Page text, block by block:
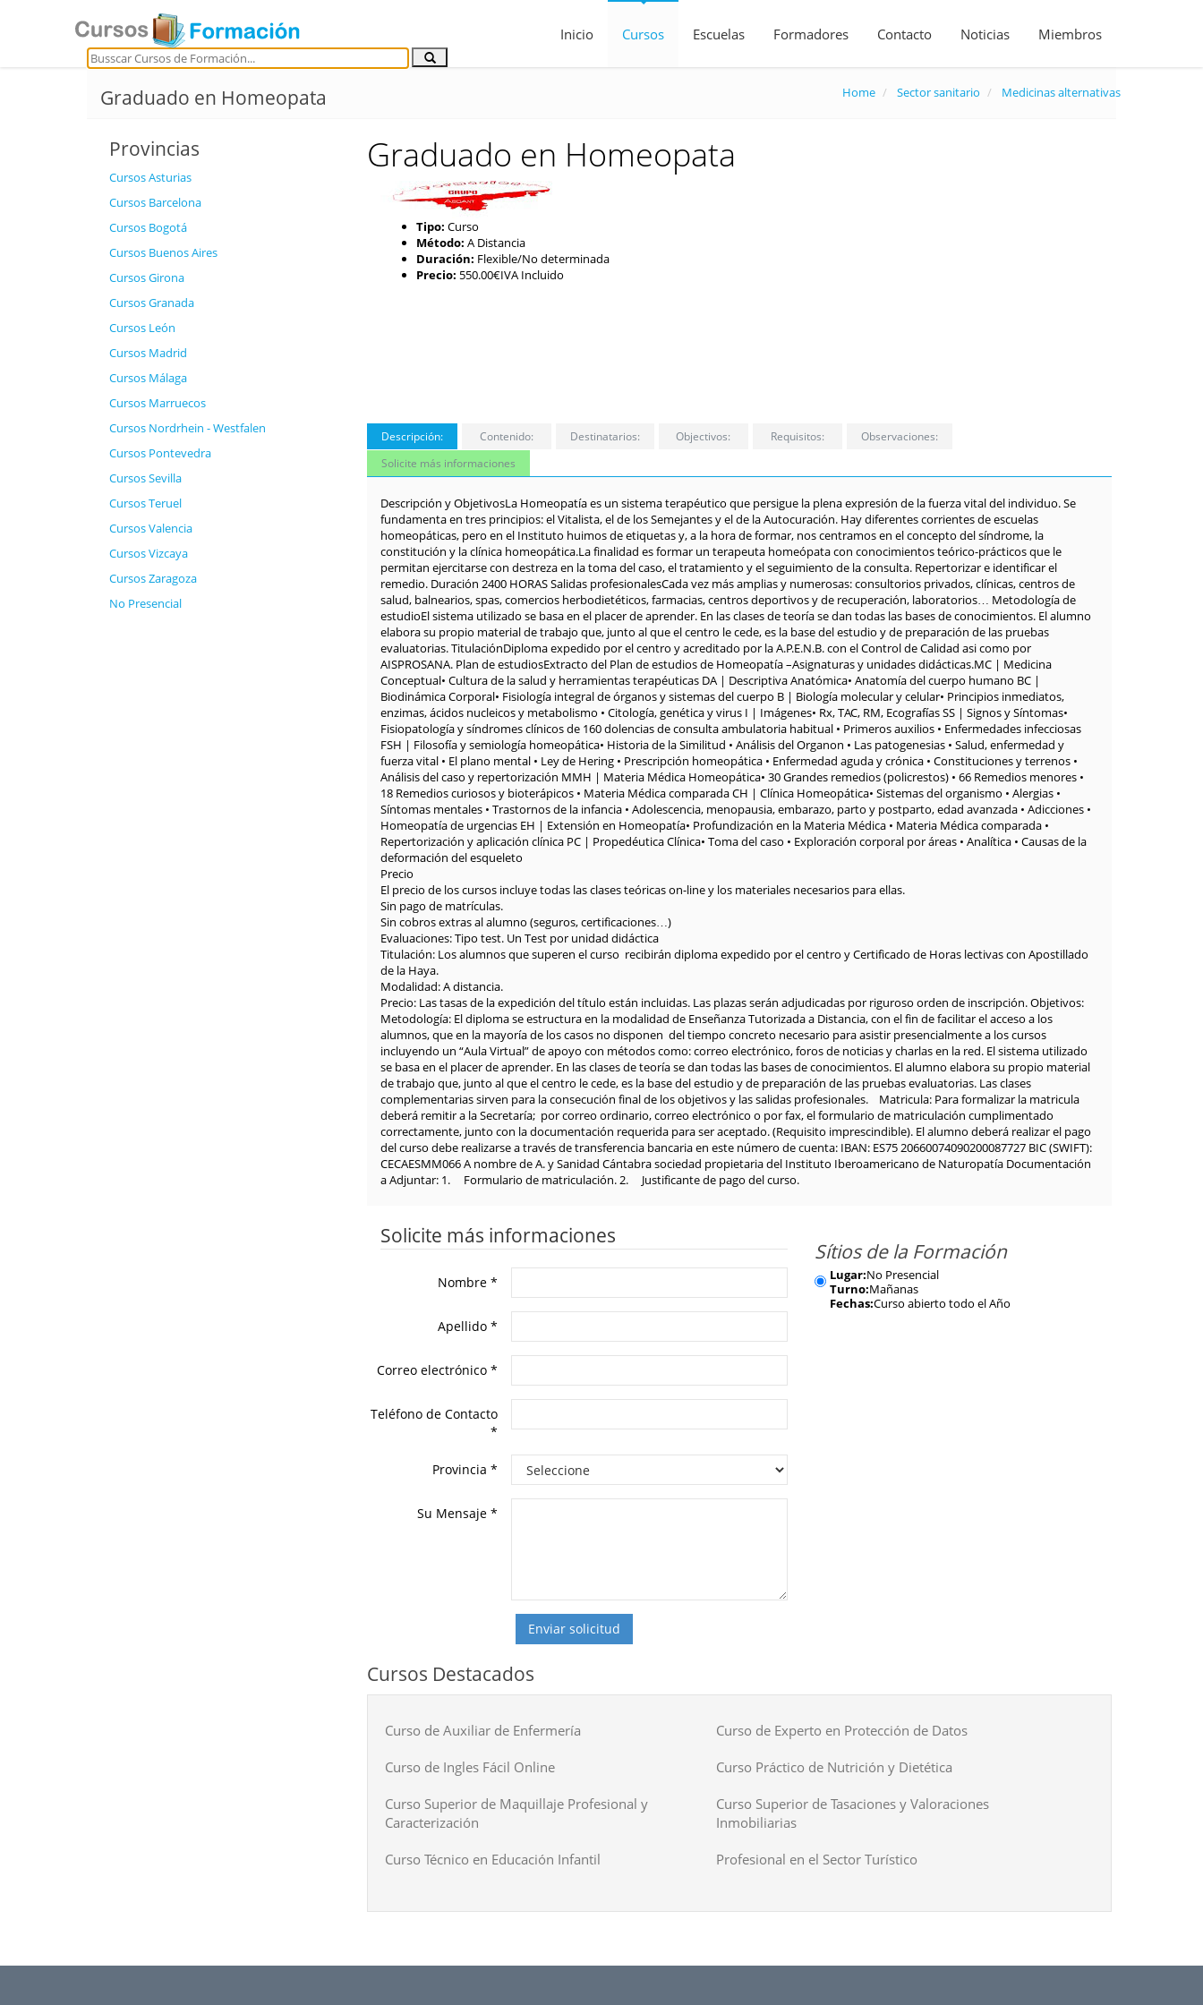
Inicio Cursos Escuelas Formadores Contacto Noticias Miembros
Graduado en Homeopata Home Sector sanitario Medicinas alternativas
Provincias
Cursos Asturias
Cursos Barcelona
Cursos Bogotá
Cursos Buenos Aires
Cursos Girona
Cursos Granada
Cursos León
Cursos Madrid
Cursos Málaga
Cursos Marruecos
Cursos Nordrhein - Westfalen
Cursos Pontevedra
Cursos Sevilla
Cursos Teruel
Cursos Valencia
Cursos Vizcaya
Cursos Zaragoza
No Presencial
Graduado en Homeopata
Tipo: Curso
Método: A Distancia
Duración: Flexible/No determinada
Precio: 550.00€IVA Incluido
Descripción: Contenido: Destinatarios: Objectivos: Requisitos:
Observaciones:
Solicite más informaciones
Descripción y ObjetivosLa Homeopatía es un sistema terapéutico que persigue la plena expresión de la fuerza vital del individuo. Se
fundamenta en tres principios: el Vitalista, el de los Semejantes y el de la Autocuración. Hay diferentes corrientes de escuelas
homeopáticas, pero en el Instituto huimos de etiquetas y, a la hora de formar, nos centramos en el concepto del síndrome, la
constitución y la clínica homeopática.La finalidad es formar un terapeuta homeópata con conocimientos teórico-prácticos que le
permitan ejercitarse con destreza en la toma del caso, el tratamiento y el seguimiento de la consulta. Repertorizar e identificar el
remedio. Duración 2400 HORAS Salidas profesionalesCada vez más amplias y numerosas: consultorios privados, clínicas, centros de
salud, balnearios, spas, comercios herbodietéticos, farmacias, centros deportivos y de recuperación, laboratorios… Metodología de
estudioEl sistema utilizado se basa en el placer de aprender. En las clases de teoría se dan todas las bases de conocimientos. El alumno
elabora su propio material de trabajo que, junto al que el centro le cede, es la base del estudio y de preparación de las pruebas
evaluatorias. TitulaciónDiploma expedido por el centro y acreditado por la A.P.E.N.B. con el Control de Calidad asi como por
AISPROSANA. Plan de estudiosExtracto del Plan de estudios de Homeopatía –Asignaturas y unidades didácticas.MC | Medicina
Conceptual• Cultura de la salud y herramientas terapéuticas DA | Descriptiva Anatómica• Anatomía del cuerpo humano BC |
Biodinámica Corporal• Fisiología integral de órganos y sistemas del cuerpo B | Biología molecular y celular• Principios inmediatos,
enzimas, ácidos nucleicos y metabolismo • Citología, genética y virus I | Imágenes• Rx, TAC, RM, Ecografías SS | Signos y Síntomas•
Fisiopatología y síndromes clínicos de 160 dolencias de consulta ambulatoria habitual • Primeros auxilios • Enfermedades infecciosas
FSH | Filosofía y semiología homeopática• Historia de la Similitud • Análisis del Organon • Las patogenesias • Salud, enfermedad y
fuerza vital • El plano mental • Ley de Hering • Prescripción homeopática • Enfermedad aguda y crónica • Constituciones y terrenos •
Análisis del caso y repertorización MMH | Materia Médica Homeopática• 30 Grandes remedios (policrestos) • 66 Remedios menores •
18 Remedios curiosos y bioterápicos • Materia Médica comparada CH | Clínica Homeopática• Sistemas del organismo • Alergias •
Síntomas mentales • Trastornos de la infancia • Adolescencia, menopausia, embarazo, parto y postparto, edad avanzada • Adicciones •
Homeopatía de urgencias EH | Extensión en Homeopatía• Profundización en la Materia Médica • Materia Médica comparada •
Repertorización y aplicación clínica PC | Propedéutica Clínica• Toma del caso • Exploración corporal por áreas • Analítica • Causas de la
deformación del esqueleto
Precio
El precio de los cursos incluye todas las clases teóricas on-line y los materiales necesarios para ellas.
Sin pago de matrículas.
Sin cobros extras al alumno (seguros, certificaciones…)
Evaluaciones: Tipo test. Un Test por unidad didáctica
Titulación: Los alumnos que superen el curso recibirán diploma expedido por el centro y Certificado de Horas lectivas con Apostillado
de la Haya.
Modalidad: A distancia.
Precio: Las tasas de la expedición del título están incluidas. Las plazas serán adjudicadas por riguroso orden de inscripción. Objetivos:
Metodología: El diploma se estructura en la modalidad de Enseñanza Tutorizada a Distancia, con el fin de facilitar el acceso a los
alumnos, que en la mayoría de los casos no disponen del tiempo concreto necesario para asistir presencialmente a los cursos
incluyendo un “Aula Virtual” de apoyo con métodos como: correo electrónico, foros de noticias y charlas en la red. El sistema utilizado
se basa en el placer de aprender. En las clases de teoría se dan todas las bases de conocimientos. El alumno elabora su propio material
de trabajo que, junto al que el centro le cede, es la base del estudio y de preparación de las pruebas evaluatorias. Las clases
complementarias sirven para la consecución final de los objetivos y las salidas profesionales. Matricula: Para formalizar la matricula
deberá remitir a la Secretaría; por correo ordinario, correo electrónico o por fax, el formulario de matriculación cumplimentado
correctamente, junto con la documentación requerida para ser aceptado. (Requisito imprescindible). El alumno deberá realizar el pago
del curso debe realizarse a través de transferencia bancaria en este número de cuenta: IBAN: ES75 20660074090200087727 BIC (SWIFT):
CECAESMM066 A nombre de A. y Sanidad Cántabra sociedad propietaria del Instituto Iberoamericano de Naturopatía Documentación
a Adjuntar: 1. Formulario de matriculación. 2. Justificante de pago del curso.
Solicite más informaciones
Nombre*
Apellido*
Correo electrónico*
Teléfono de Contacto
*
Provincia*
Su Mensaje*
Enviar solicitud
Sítios de la Formación
Lugar:No Presencial
Turno:Mañanas
Fechas:Curso abierto todo el Año
Cursos Destacados
Curso de Auxiliar de Enfermería Curso de Experto en Protección de Datos
Curso de Ingles Fácil Online Curso Práctico de Nutrición y Dietética
Curso Superior de Maquillaje Profesional y
Caracterización
Curso Superior de Tasaciones y Valoraciones
Inmobiliarias
Curso Técnico en Educación Infantil Profesional en el Sector Turístico